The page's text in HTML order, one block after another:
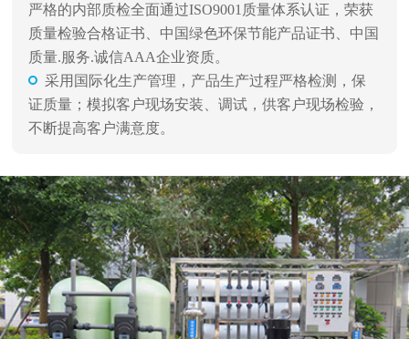
严格的内部质检全面通过ISO9001质量体系认证，荣获
质量检验合格证书、中国绿色环保节能产品证书、中国
质量.服务.诚信AAA企业资质。
采用国际化生产管理，产品生产过程严格检测，保
证质量；模拟客户现场安装、调试，供客户现场检验，
不断提高客户满意度。